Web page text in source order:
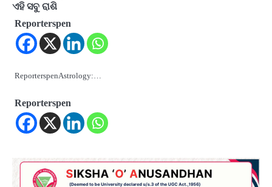
ଏହି ସବୁ ରାଶି
Reporterspen
ReporterspenAstrology:…
Reporterspen